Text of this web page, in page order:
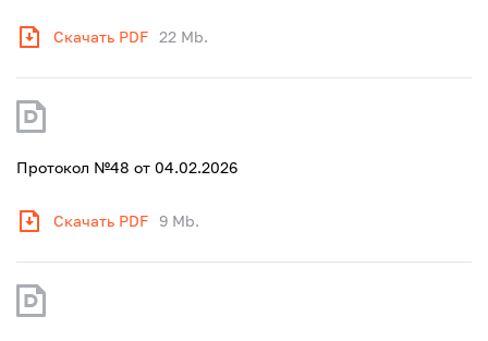
Скачать PDF 22 Mb.
Протокол №48 от 04.02.2026
Скачать PDF 9 Mb.